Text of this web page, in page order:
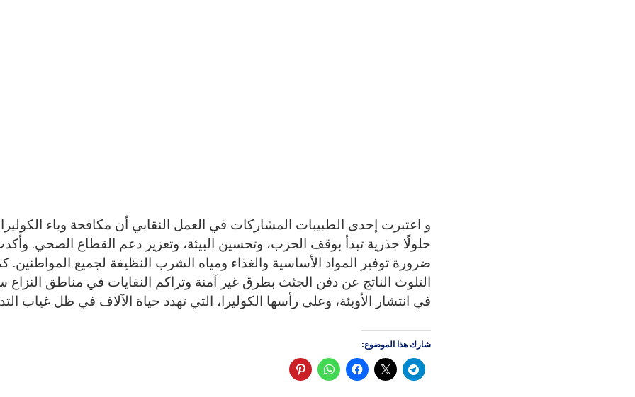
و اعتبرت إحدى الطبيبات المشاركات في العمل النقابي أن مكافحة وباء
حلولًا جذرية تبدأ بوقف الحرب، وتحسين البيئة، وتعزيز دعم القطاع الصحي.
ضرورة توفير المواد الأساسية والغذاء ومياه الشرب النظيفة لجميع
التلوث الناتج عن دفن الجثث بطرق غير آمنة وتراكم النفايات في مناطق
في انتشار الأوبئة، وعلى رأسها الكوليرا، التي تهدد حياة الآلاف في ظل غياب
شارك هذا الموضوع: